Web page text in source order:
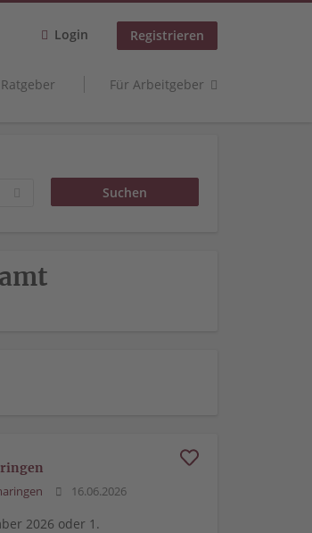
Login Registrieren
Ratgeber Für Arbeitgeber
16.06.2026
2026 oder 1.